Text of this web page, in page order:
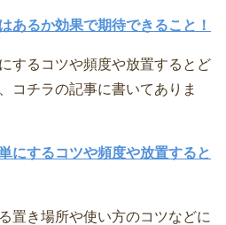
あるか効果で期待できること！
するコツや頻度や放置するとど
コチラの記事に書いてありま
にするコツや頻度や放置すると
置き場所や使い方のコツなどに